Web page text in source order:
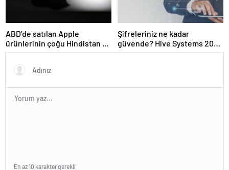
ABD’de satılan Apple
ürünlerinin çoğu Hindistan ve
Vietnam’dan gelecek
Şifreleriniz ne kadar
güvende? Hive Systems 2025
şifre tablosu hackerların
En az 10 karakter gerekli